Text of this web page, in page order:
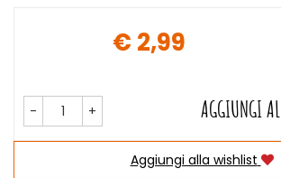
€ 2,99
- + AGGIUNGI AL
Aggiungi alla wishlist